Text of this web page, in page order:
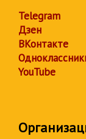
Telegram
Дзен
ВКонтакте
YouTube